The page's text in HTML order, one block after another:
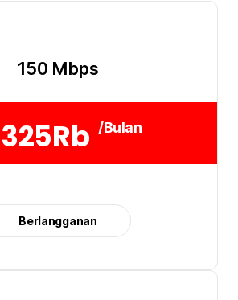
150 Mbps
325Rb /Bulan
Berlangganan